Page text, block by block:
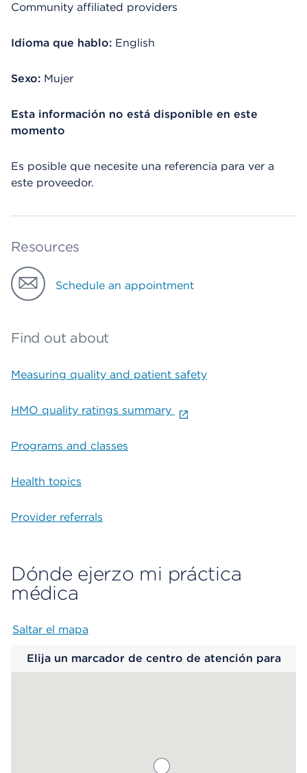
Community affiliated providers
Idioma que hablo: English
Sexo: Mujer
Esta información no está disponible en este
momento
Es posible que necesite una referencia para ver a
este proveedor.
Resources
Schedule an appointment
Find out about
Measuring quality and patient safety
HMO quality ratings summary
Programs and classes
Health topics
Provider referrals
Dónde ejerzo mi práctica
médica
Saltar el mapa
Elija un marcador de centro de atención para